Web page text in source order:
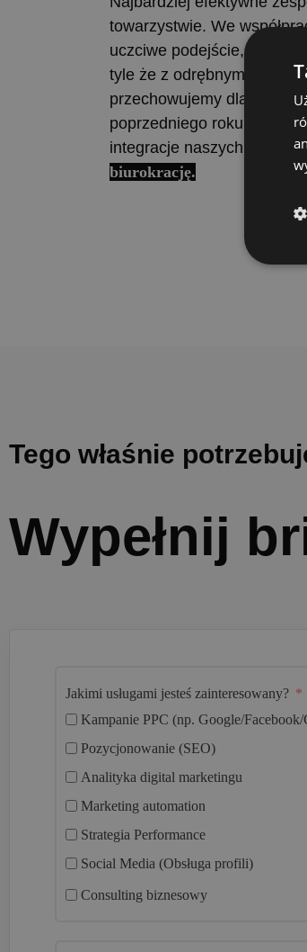
towarzystwie. We
uczciwe podejście, że
tyle że z odrębnym NIP-
przechowujemy dla nich
poprzedniego roku, a
integracje naszych
biurokrację.
Tego właśnie
Wypełnij
Jakimi usługami jesteś zainteresowany?
Kampanie PPC (np. Google/
Pozycjonowanie (SEO)
Analityka digital marketingu
Marketing automation
Strategia Performance
Social Media (Obsługa profili)
Consulting biznesowy